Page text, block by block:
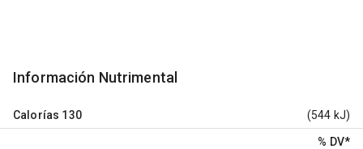
Información Nutrimental
Calorías 130 (544 kJ)
% DV*